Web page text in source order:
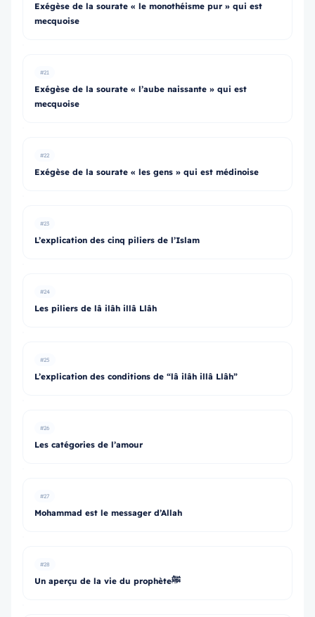
Exégèse de la sourate « le monothéisme pur » qui est
mecquoise
#21
Exégèse de la sourate « l’aube naissante » qui est
mecquoise
#22
Exégèse de la sourate « les gens » qui est médinoise
#23
L’explication des cinq piliers de l’Islam
#24
Les piliers de lâ ilâh illâ Llâh
#25
L’explication des conditions de “lâ ilâh illâ Llâh”
#26
Les catégories de l’amour
#27
Mohammad est le messager d’Allah
#28
Un aperçu de la vie du prophèteﷺ